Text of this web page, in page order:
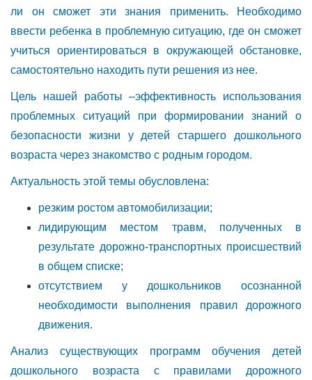
ли он сможет эти знания применить. Необходимо
ввести ребенка в проблемную ситуацию, где он сможет
учиться ориентироваться в окружающей обстановке,
самостоятельно находить пути решения из нее.
Цель нашей работы –эффективность использования
проблемных ситуаций при формировании знаний о
безопасности жизни у детей старшего дошкольного
возраста через знакомство с родным городом.
Актуальность этой темы обусловлена:
резким ростом автомобилизации;
лидирующим местом травм, полученных в
результате дорожно-транспортных происшествий
в общем списке;
отсутствием у дошкольников осознанной
необходимости выполнения правил дорожного
движения.
Анализ существующих программ обучения детей
дошкольного возраста с правилами дорожного